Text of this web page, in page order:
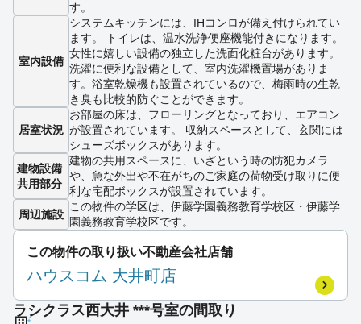
す。
室内設備
システムキッチンには、IHコンロが備え付けられてい
ます。 トイレは、温水洗浄便座機能付きになります。
女性に嬉しい設備の独立した洗面化粧台があります。
洗濯に便利な設備として、室内洗濯機置場がありま
す。浴室乾燥機も設置されているので、梅雨時の生乾
き臭も比較的防ぐことができます。
居室状況
お部屋の床は、フローリングとなっており、エアコン
が設置されています。 収納スペースとして、玄関には
シューズボックスがあります。
建物設備
共用部分
建物の共用スペースに、いざという時の防犯カメラ
や、急な外出や不在がちのご家庭の荷物受け取りに便
利な宅配ボックスが設置されています。
周辺施設
この物件の学区は、伊藤学園義務教育学校区・伊藤学
園義務教育学校区です。
この物件の取り扱い不動産会社店舗
ハウスコム 大井町店
ラシクラス西大井 ***号室の間取り